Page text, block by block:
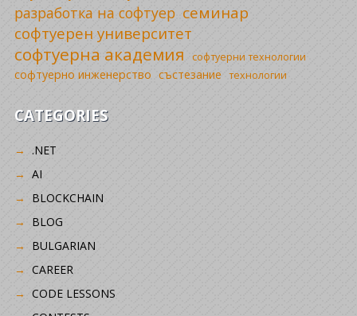
разработка на софтуер семинар
софтуерен университет
софтуерна академия софтуерни технологии
софтуерно инженерство състезание технологии
CATEGORIES
.NET
AI
BLOCKCHAIN
BLOG
BULGARIAN
CAREER
CODE LESSONS